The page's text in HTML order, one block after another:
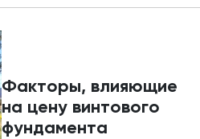
Факторы, влияющие
на цену винтового
фундамента